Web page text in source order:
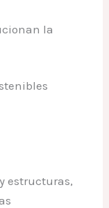
la
estructuras,